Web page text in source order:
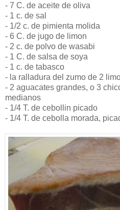
- 7 C. de aceite de oliva
- 1 c. de sal
- 1/2 c. de pimienta molida
- 6 C. de jugo de limon
- 2 c. de polvo de wasabi
- 1 C. de salsa de soya
- 1 c. de tabasco
- la ralladura del zumo de 2
- 2 aguacates grandes, o 3
medianos
- 1/4 T. de cebollin picado
- 1/4 T. de cebolla morada,